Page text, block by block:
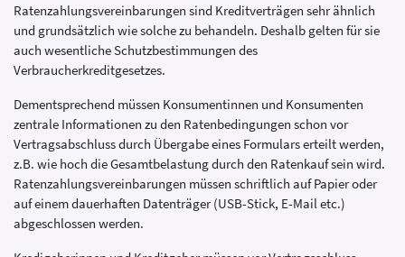
Ratenzahlungsvereinbarungen sind Kreditverträgen sehr ähnlich
und grundsätzlich wie solche zu behandeln. Deshalb gelten für sie
auch wesentliche Schutzbestimmungen des
Verbraucherkreditgesetzes.
Dementsprechend müssen Konsumentinnen und Konsumenten
zentrale Informationen zu den Ratenbedingungen schon vor
Vertragsabschluss durch Übergabe eines Formulars erteilt werden,
z.B. wie hoch die Gesamtbelastung durch den Ratenkauf sein wird.
Ratenzahlungsvereinbarungen müssen schriftlich auf Papier oder
auf einem dauerhaften Datenträger (USB-Stick, E-Mail etc.)
abgeschlossen werden.